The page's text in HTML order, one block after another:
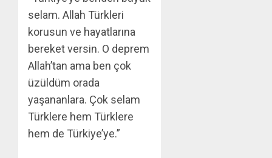
selam. Allah Türkleri
korusun ve hayatlarına
bereket versin. O deprem
Allah’tan ama ben çok
üzüldüm orada
yaşananlara. Çok selam
Türklere hem Türklere
hem de Türkiye’ye.”